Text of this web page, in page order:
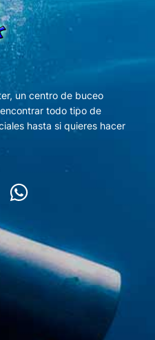
un centro de buceo
todo tipo de
hasta si quieres hacer